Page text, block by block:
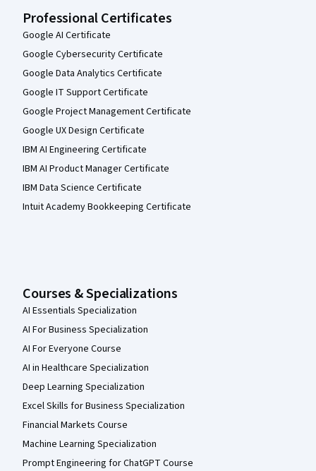
Professional Certificates
Google AI Certificate
Google Cybersecurity Certificate
Google Data Analytics Certificate
Google IT Support Certificate
Google Project Management Certificate
Google UX Design Certificate
IBM AI Engineering Certificate
IBM AI Product Manager Certificate
IBM Data Science Certificate
Intuit Academy Bookkeeping Certificate
Courses & Specializations
AI Essentials Specialization
AI For Business Specialization
AI For Everyone Course
AI in Healthcare Specialization
Deep Learning Specialization
Excel Skills for Business Specialization
Financial Markets Course
Machine Learning Specialization
Prompt Engineering for ChatGPT Course